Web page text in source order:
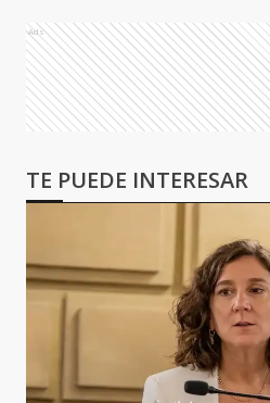
Ads
TE PUEDE INTERESAR